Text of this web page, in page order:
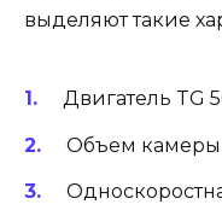
выделяют такие
Двигатель TG
Объем камеры